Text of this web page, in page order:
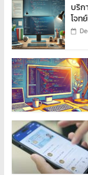
บริก
โจท